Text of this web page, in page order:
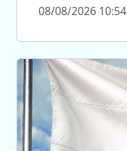
08/08/2026 10:54